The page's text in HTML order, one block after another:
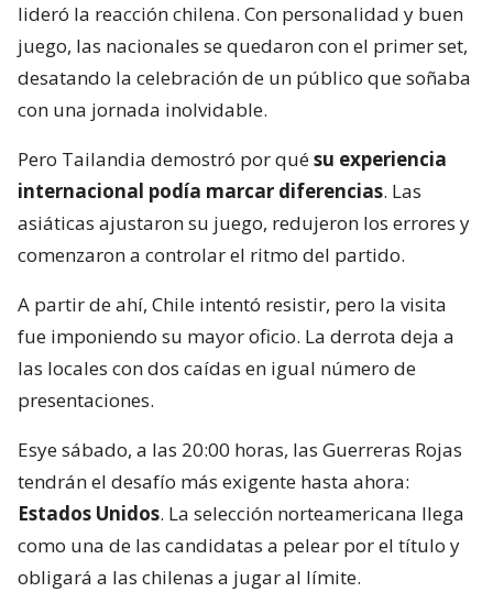
lideró la reacción chilena. Con personalidad y buen
juego, las nacionales se quedaron con el primer set,
desatando la celebración de un público que soñaba
con una jornada inolvidable.
Pero Tailandia demostró por quésu experiencia
internacional podía marcar diferencias. Las
asiáticas ajustaron su juego, redujeron los errores y
comenzaron a controlar el ritmo del partido.
A partir de ahí, Chile intentó resistir, pero la visita
fue imponiendo su mayor oficio. La derrota deja a
las locales con dos caídas en igual número de
presentaciones.
Esye sábado, a las 20:00 horas, las Guerreras Rojas
tendrán el desafío más exigente hasta ahora:
Estados Unidos. La selección norteamericana llega
como una de las candidatas a pelear por el título y
obligará a las chilenas a jugar al límite.